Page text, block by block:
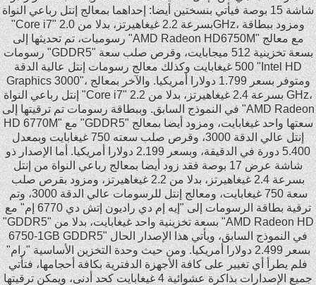
....مرة واحد غبي حب يدخل السينما فقرأ على الواجهة
"ممنوع الدخول لاقل من 18" ....ماذا فعل؟.............راح
شاشة 15 بوصة فيأتي بنسختين أيضا: إحداهما بمعالج إنتل رباعي النواة
"Core i7" بسرعة 2.2 غيغاهيرتز، بدلا من 2.0GHz، ومزود ببطاقة
رسوميات، تم تحديثها إلى "AMD Radeon HD6750M" مع معالج
رسومات "GDDR5" بسعة تخزينية 512 ميجابايت، وقرص صلب سعة
500 غيغابايت وكذلك معالج رسومات إنتل عالية الدقة "Intel HD
Graphics 3000"، ومتوفر بسعر 1.799 دولارا أمريكيا. والآخر بمعالج
إنتل رباعي النواة "Core i7" بسرعة 2.4 غيغاهيرتز، بدلا من 2.2 GHz،
في النموذج السابق. وببطاقة رسومات تم ترقيتها إلى "AMD Radeon
HD 6770M" مع "GDDR5" سعتها واحد غيغابايت، ومزود أيضا بمعالج
إنتل عالي الدقة 3000، وقرص صلب سعته 750 غيغابايت وبمعدل
5.400 دورة في الدقيقة، وبسعر 2.199 دولارا أمريكيا. أما الإصدار ذو
شاشة عرض 17 بوصة فقد زود أيضا بمعالج رباعي النواة من إنتل
بسرعة 2.4 غيغاهيرتز، بدلا من 2.2 غيغاهيرتز، ومزود بقرص صلب
سعة 750 غيغابايت، ومعالج إنتل للرسومات عالي الدقة 3000، وتم
ترقية بطاقة الرسومات إلى "إيه إم دي راديون إتش دي 6770 إم" مع
"GDDR5" بسعة تخزينية واحد غيغابايت، بدلا من "AMD Radeon HD
6750-1GB GDDR5" في النموذج السابق، ويأتي هذا الإصدار الحال
بسعر 2.499 دولارا أمريكيا. ومن حيث وحدة التخزين الأساسية "رام"
فلم يطرأ أي تغيير على كافة الأجهزة الدفترية بكافة أحجامها، فتأتي
جميع الإصدارات بذاكرة عشوائية 4 غيغابايت كحد أدنى، ويمكن ترقيتها